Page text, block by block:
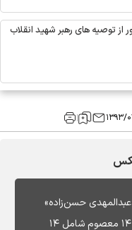
های رهبر شهید انقلاب
۱۶
حسن‌زاده»
کتابت شد. هر صفحه این قرآن به نیت ۱۴ معصوم شامل ۱۴